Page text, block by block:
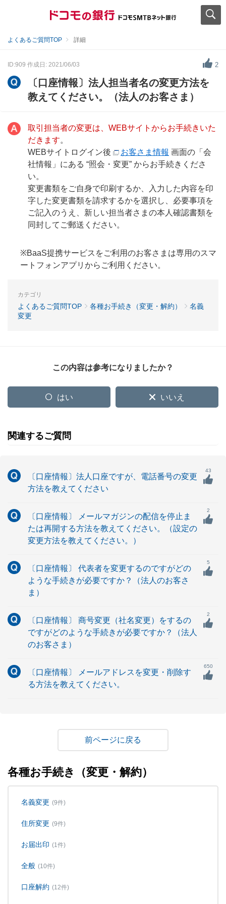
よくあるご質問TOP 詳細
ID:909 作成日: 2021/06/03 2
〔口座情報〕法人担当者名の変更方法を
教えてください。（法人のお客さま）
取引担当者の変更は、WEBサイトからお手続きいた
だきます。
WEBサイトログイン後
お客さま情報 画面の「会
社情報」にある “照会・変更” からお手続きくださ
い。
変更書類をご自身で印刷するか、入力した内容を印
字した変更書類を請求するかを選択し、必要事項を
ご記入のうえ、新しい担当者さまの本人確認書類を
同封してご郵送ください。
※BaaS提携サービスをご利用のお客さまは専用のスマ
ートフォンアプリからご利用ください。
カテゴリ
よくあるご質問TOP 各種お手続き（変更・解約）
名義
変更
この内容は参考になりましたか？
はい いいえ
関連するご質問
〔口座情報〕法人口座ですが、電話番号の変更
方法を教えてください
43
〔口座情報〕 メールマガジンの配信を停止ま
たは再開する方法を教えてください。（設定の
変更方法を教えてください。）
2
〔口座情報〕 代表者を変更するのですがどの
ような手続きが必要ですか？（法人のお客さ
ま）
5
〔口座情報〕 商号変更（社名変更）をするの
ですがどのような手続きが必要ですか？（法人
のお客さま）
2
〔口座情報〕 メールアドレスを変更・削除す
る方法を教えてください。
650
戻る
各種お手続き（変更・解約）
名義変更 (9件)
住所変更 (9件)
お届出印 (1件)
全般 (10件)
口座解約 (12件)